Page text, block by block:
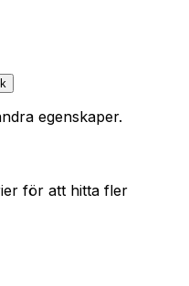
egenskaper.
för att hitta fler